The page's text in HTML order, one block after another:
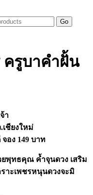
Go
ครูบาคำฝั้น
า
ชียงใหม่
อง 149 บาท
พุทธคุณ ค้ำจุนดวง เสริม
ราะเพชรหนุนดวงจะมิ